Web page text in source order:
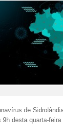
de
9h desta quarta-feira